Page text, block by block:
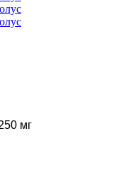
мг